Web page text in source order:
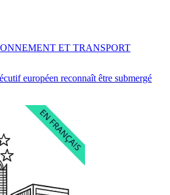
européen reconnaît être submergé
ET TRANSPORT